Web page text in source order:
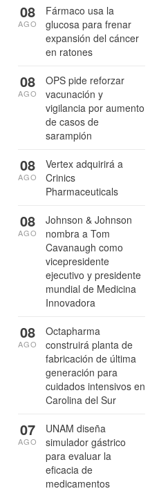
Fármaco usa la
glucosa para frenar
expansión del cáncer
en ratones
08
AGO
OPS pide reforzar
vacunación y
vigilancia por aumento
de casos de
sarampión
08
AGO
Vertex adquirirá a
Crinics
Pharmaceuticals
08
AGO
Johnson & Johnson
nombra a Tom
Cavanaugh como
vicepresidente
ejecutivo y presidente
mundial de Medicina
Innovadora
08
AGO
Octapharma
construirá planta de
fabricación de última
generación para
cuidados intensivos en
Carolina del Sur
08
AGO
UNAM diseña
simulador gástrico
para evaluar la
eficacia de
medicamentos
07
AGO